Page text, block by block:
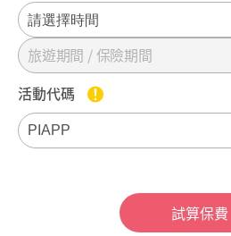
旅遊期間 / 保險期間
活動代碼
試算保費